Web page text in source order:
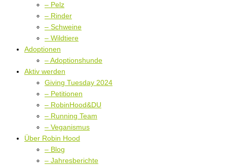
– Pelz
– Rinder
– Schweine
– Wildtiere
Adoptionen
– Adoptionshunde
Aktiv werden
Giving Tuesday 2024
– Petitionen
– RobinHood&DU
– Running Team
– Veganismus
Über Robin Hood
– Blog
– Jahresberichte